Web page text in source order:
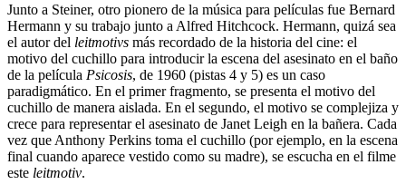
Junto a Steiner, otro pionero de la música para películas fue Bernard
Hermann y su trabajo junto a Alfred Hitchcock. Hermann, quizá sea
el autor del leitmotivs más recordado de la historia del cine: el
motivo del cuchillo para introducir la escena del asesinato en el baño
de la película Psicosis, de 1960 (pistas 4 y 5) es un caso
paradigmático. En el primer fragmento, se presenta el motivo del
cuchillo de manera aislada. En el segundo, el motivo se complejiza y
crece para representar el asesinato de Janet Leigh en la bañera. Cada
vez que Anthony Perkins toma el cuchillo (por ejemplo, en la escena
final cuando aparece vestido como su madre), se escucha en el filme
este leitmotiv.